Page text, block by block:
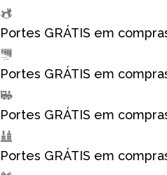
Portes GRÁTIS em
Portes GRÁTIS em
Portes GRÁTIS em
Portes GRÁTIS em